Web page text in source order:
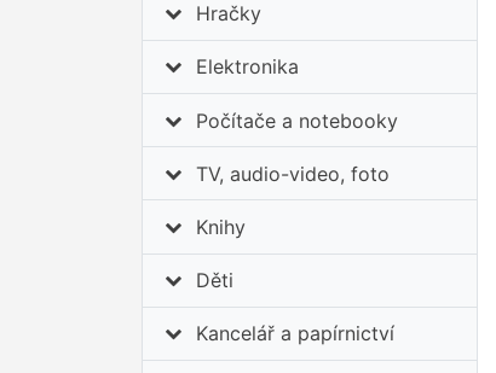
Hračky
Elektronika
Počítače a notebooky
TV, audio-video, foto
Knihy
Děti
Kancelář a papírnictví